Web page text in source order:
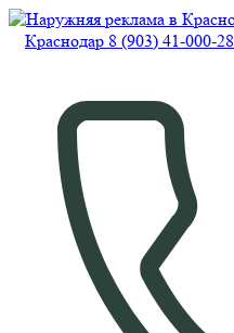
Краснодар 8 (903) 41-000-28